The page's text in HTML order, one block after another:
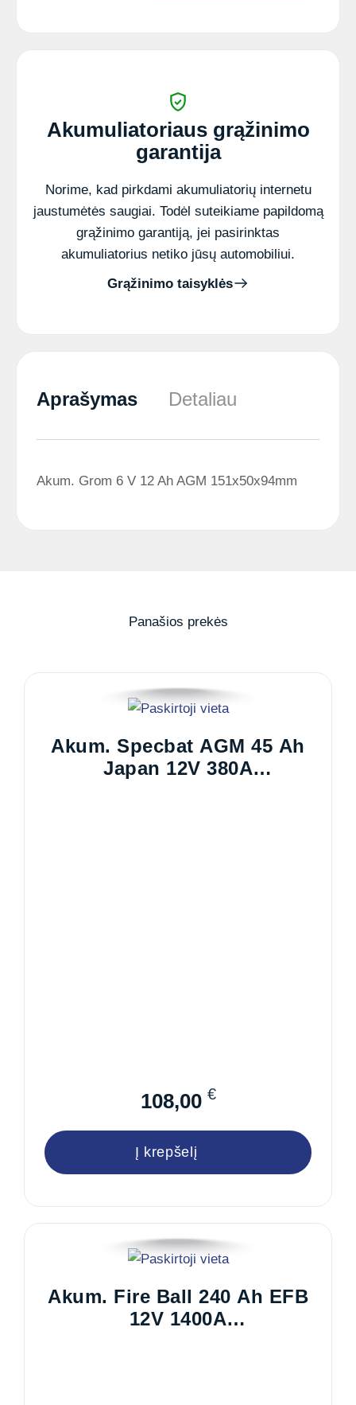
Akumuliatoriaus grąžinimo
garantija
Norime, kad pirkdami akumuliatorių internetu
jaustumėtės saugiai. Todėl suteikiame papildomą
grąžinimo garantiją, jei pasirinktas
akumuliatorius netiko jūsų automobiliui.
Grąžinimo taisyklės
Aprašymas Detaliau
Akum. Grom 6 V 12 Ah AGM 151x50x94mm
Panašios prekės
Akum. Specbat AGM 45 Ah
Japan 12V 380A
108,00 €
Į krepšelį
Akum. Fire Ball 240 Ah EFB
12V 1400A